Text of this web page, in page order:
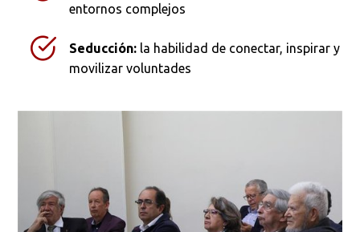
entornos complejos
Seducción: la habilidad de conectar, inspirar y
movilizar voluntades
Ordenar por: